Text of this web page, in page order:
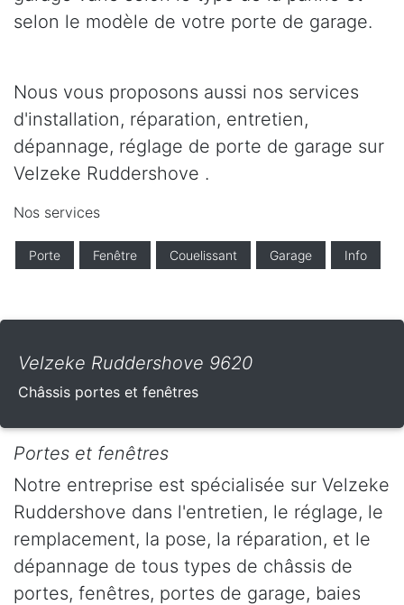
selon le modèle de votre porte de garage.
Nous vous proposons aussi nos services
d'installation, réparation, entretien,
dépannage, réglage de porte de garage sur
Velzeke Ruddershove .
Nos services
Porte Fenêtre Couelissant Garage Info
Velzeke Ruddershove 9620
Châssis portes et fenêtres
Portes et fenêtres
Notre entreprise est spécialisée sur Velzeke
Ruddershove dans l'entretien, le réglage, le
remplacement, la pose, la réparation, et le
dépannage de tous types de châssis de
portes, fenêtres, portes de garage, baies